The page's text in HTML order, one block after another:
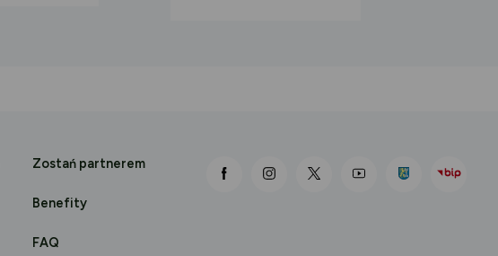
Zostań partnerem
Benefity
FAQ
link otwiera się nowej karcie
link otwiera się nowej karcie
link otwiera się nowej karcie
link otwiera się nowej